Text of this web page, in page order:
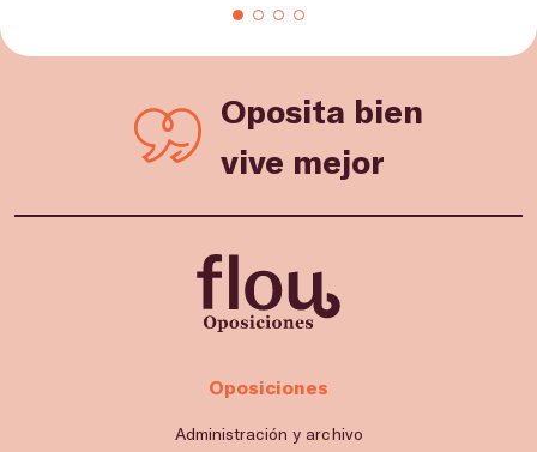
Oposita bien
vive mejor
Oposiciones
Administración y archivo